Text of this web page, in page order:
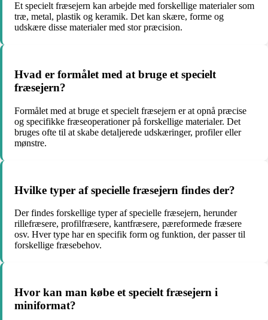
Et specielt fræsejern kan arbejde med forskellige materialer som
træ, metal, plastik og keramik. Det kan skære, forme og
udskære disse materialer med stor præcision.
Hvad er formålet med at bruge et specielt
fræsejern?
Formålet med at bruge et specielt fræsejern er at opnå præcise
og specifikke fræseoperationer på forskellige materialer. Det
bruges ofte til at skabe detaljerede udskæringer, profiler eller
mønstre.
Hvilke typer af specielle fræsejern findes der?
Der findes forskellige typer af specielle fræsejern, herunder
rillefræsere, profilfræsere, kantfræsere, pæreformede fræsere
osv. Hver type har en specifik form og funktion, der passer til
forskellige fræsebehov.
Hvor kan man købe et specielt fræsejern i
miniformat?